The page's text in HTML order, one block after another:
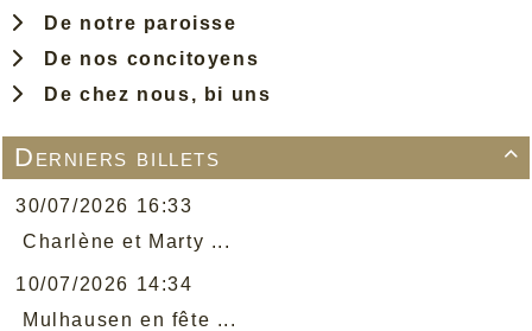
De notre paroisse
De nos concitoyens
De chez nous, bi uns

Derniers billets
30/07/2026 16:33
Charlène et Marty ...
10/07/2026 14:34
Mulhausen en fête ...